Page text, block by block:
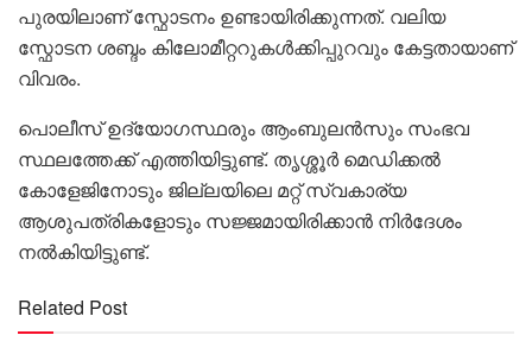
പുരയിലാണ് സ്ഫോടനം ഉണ്ടായിരിക്കുന്നത്. വലിയ
സ്ഫോടന ശബ്ദം കിലോമീറ്ററുകൾക്കിപ്പുറവും കേട്ടതായാണ്
വിവരം.
പൊലീസ് ഉദ്യോ​ഗസ്ഥരും ആംബുലൻസും സംഭവ
സ്ഥലത്തേക്ക് എത്തിയിട്ടുണ്ട്. തൃശ്ശൂർ മെഡിക്കൽ
കോളേജിനോടും ജില്ലയിലെ മറ്റ് സ്വകാര്യ
ആശുപത്രികളോടും സജ്ജമായിരിക്കാൻ നിർദേശം
നൽകിയിട്ടുണ്ട്.
Related Post